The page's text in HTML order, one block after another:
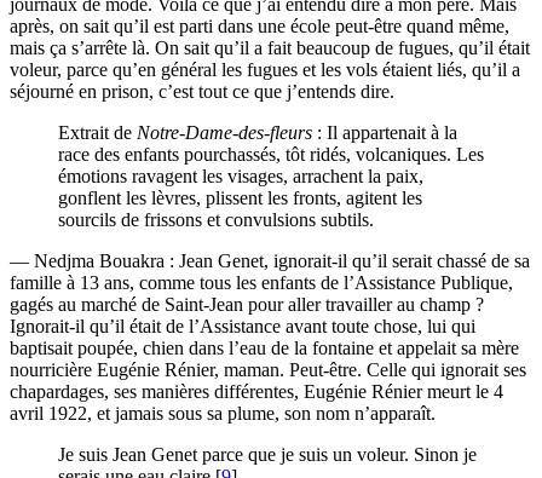
après, on sait qu’il est parti dans une école peut-être quand même,
mais ça s’arrête là. On sait qu’il a fait beaucoup de fugues, qu’il était
voleur, parce qu’en général les fugues et les vols étaient liés, qu’il a
séjourné en prison, c’est tout ce que j’entends dire.
Extrait de Notre-Dame-des-fleurs : Il appartenait à la
race des enfants pourchassés, tôt ridés, volcaniques. Les
émotions ravagent les visages, arrachent la paix,
gonflent les lèvres, plissent les fronts, agitent les
sourcils de frissons et convulsions subtils.
— Nedjma Bouakra : Jean Genet, ignorait-il qu’il serait chassé de sa
famille à 13 ans, comme tous les enfants de l’Assistance Publique,
gagés au marché de Saint-Jean pour aller travailler au champ ?
Ignorait-il qu’il était de l’Assistance avant toute chose, lui qui
baptisait poupée, chien dans l’eau de la fontaine et appelait sa mère
nourricière Eugénie Rénier, maman. Peut-être. Celle qui ignorait ses
chapardages, ses manières différentes, Eugénie Rénier meurt le 4
avril 1922, et jamais sous sa plume, son nom n’apparaît.
Je suis Jean Genet parce que je suis un voleur. Sinon je